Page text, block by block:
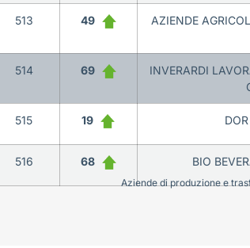
513 49
AZIENDE
514 69
INVERARDI
515 19
516 68 BIO
Aziende di produzione e